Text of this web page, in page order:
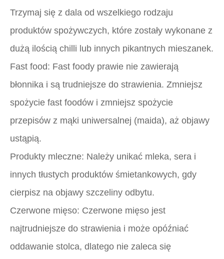
Trzymaj się z dala od wszelkiego rodzaju
produktów spożywczych, które zostały wykonane z
dużą ilością chilli lub innych pikantnych mieszanek.
Fast food: Fast foody prawie nie zawierają
błonnika i są trudniejsze do strawienia. Zmniejsz
spożycie fast foodów i zmniejsz spożycie
przepisów z mąki uniwersalnej (maida), aż objawy
ustąpią.
Produkty mleczne: Należy unikać mleka, sera i
innych tłustych produktów śmietankowych, gdy
cierpisz na objawy szczeliny odbytu.
Czerwone mięso: Czerwone mięso jest
najtrudniejsze do strawienia i może opóźniać
oddawanie stolca, dlatego nie zaleca się